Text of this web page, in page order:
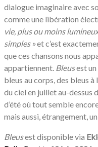
dialogue imaginaire avec
comme une libération
vie, plus ou moins
simples »et c’est
que ces chansons nous
appartiennent. Bleusest un
bleus au corps, des bleus à
du ciel en juillet au-dessus
d’été où tout semble
mais aussi, étrangement,
Bleusest disponible via